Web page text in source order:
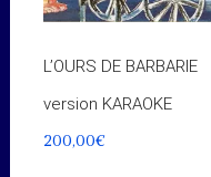
L’OURS DE BARBARIE
version KARAOKE
200,00€